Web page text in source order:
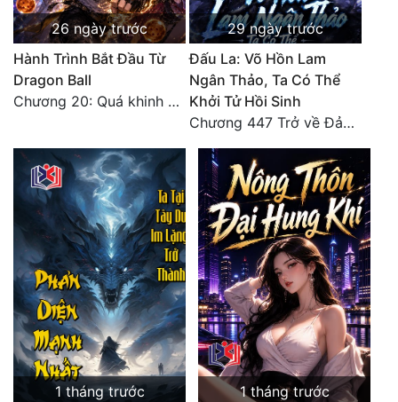
26 ngày trước
Hành Trình Bắt Đầu Từ
Dragon Ball
Chương 20: Quá khinh người
29 ngày trước
Đấu La: Võ Hồn Lam
Ngân Thảo, Ta Có Thể
Khởi Tử Hồi Sinh
Chương 447 Trở về Đảo Hải Thần
1 tháng trước
1 tháng trước